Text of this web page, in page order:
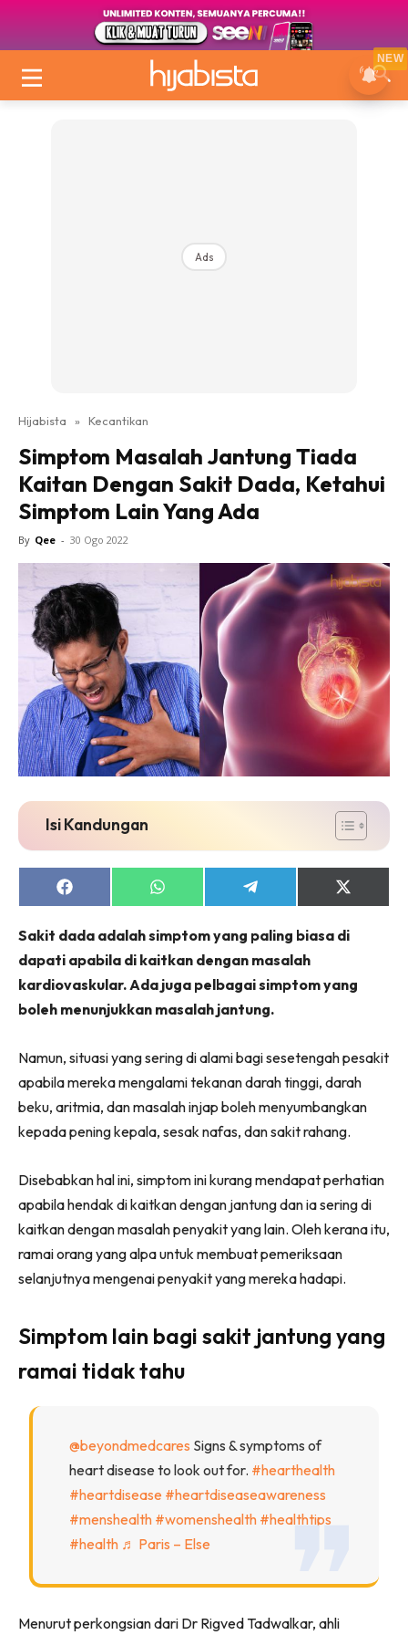
Ads
Hijabista » Kecantikan
Simptom Masalah Jantung Tiada
Kaitan Dengan Sakit Dada, Ketahui
Simptom Lain Yang Ada
By Qee - 30 Ogo 2022
Isi Kandungan
Share
on
Share
on
Share
on
Share
on
(Twitter)
Sakit dada adalah simptom yang paling biasa di
dapati apabila di kaitkan dengan masalah
kardiovaskular. Ada juga pelbagai simptom yang
boleh menunjukkan masalah jantung.
Namun, situasi yang sering di alami bagi sesetengah pesakit
apabila mereka mengalami tekanan darah tinggi, darah
beku, aritmia, dan masalah injap boleh menyumbangkan
kepada pening kepala, sesak nafas, dan sakit rahang.
Disebabkan hal ini, simptom ini kurang mendapat perhatian
apabila hendak di kaitkan dengan jantung dan ia sering di
kaitkan dengan masalah penyakit yang lain. Oleh kerana itu,
ramai orang yang alpa untuk membuat pemeriksaan
selanjutnya mengenai penyakit yang mereka hadapi.
Simptom lain bagi sakit jantung yang
ramai tidak tahu
@beyondmedcares Signs & symptoms of
heart disease to look out for. #hearthealth
#heartdisease #heartdiseaseawareness
#menshealth #womenshealth #healthtips
#health ♬ Paris – Else
Menurut perkongsian dari Dr Rigved Tadwalkar, ahli
NEW